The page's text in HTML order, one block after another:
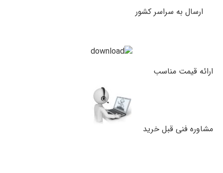
ارسال به سراسر کشور
ارائه قیمت مناسب
مشاوره فنی قبل خرید